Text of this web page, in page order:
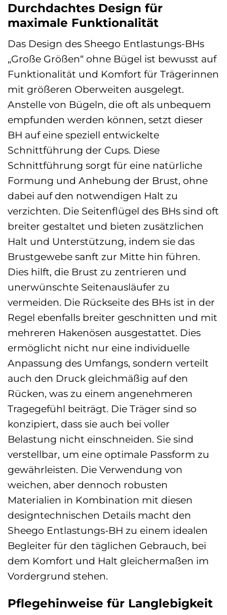
Durchdachtes Design für
maximale Funktionalität
Das Design des Sheego Entlastungs-BHs
„Große Größen“ ohne Bügel ist bewusst auf
Funktionalität und Komfort für Trägerinnen
mit größeren Oberweiten ausgelegt.
Anstelle von Bügeln, die oft als unbequem
empfunden werden können, setzt dieser
BH auf eine speziell entwickelte
Schnittführung der Cups. Diese
Schnittführung sorgt für eine natürliche
Formung und Anhebung der Brust, ohne
dabei auf den notwendigen Halt zu
verzichten. Die Seitenflügel des BHs sind oft
breiter gestaltet und bieten zusätzlichen
Halt und Unterstützung, indem sie das
Brustgewebe sanft zur Mitte hin führen.
Dies hilft, die Brust zu zentrieren und
unerwünschte Seitenausläufer zu
vermeiden. Die Rückseite des BHs ist in der
Regel ebenfalls breiter geschnitten und mit
mehreren Hakenösen ausgestattet. Dies
ermöglicht nicht nur eine individuelle
Anpassung des Umfangs, sondern verteilt
auch den Druck gleichmäßig auf den
Rücken, was zu einem angenehmeren
Tragegefühl beiträgt. Die Träger sind so
konzipiert, dass sie auch bei voller
Belastung nicht einschneiden. Sie sind
verstellbar, um eine optimale Passform zu
gewährleisten. Die Verwendung von
weichen, aber dennoch robusten
Materialien in Kombination mit diesen
designtechnischen Details macht den
Sheego Entlastungs-BH zu einem idealen
Begleiter für den täglichen Gebrauch, bei
dem Komfort und Halt gleichermaßen im
Vordergrund stehen.
Pflegehinweise für Langlebigkeit